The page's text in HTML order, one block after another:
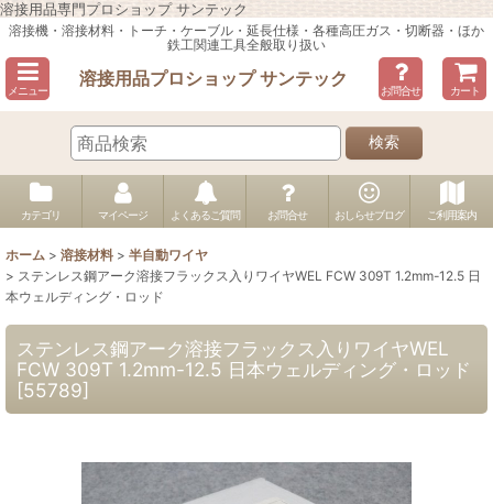
溶接用品専門プロショップ サンテック
溶接機・溶接材料・トーチ・ケーブル・延長仕様・各種高圧ガス・切断器・ほか
鉄工関連工具全般取り扱い
メニュー
溶接用品プロショップ サンテック
お問合せ カート
検索
カテゴリ マイページ よくあるご質問 お問合せ おしらせブログ ご利用案内
ホーム > 溶接材料 > 半自動ワイヤ
> ステンレス鋼アーク溶接フラックス入りワイヤWEL FCW 309T 1.2mm-12.5 日
本ウェルディング・ロッド
ステンレス鋼アーク溶接フラックス入りワイヤWEL
FCW 309T 1.2mm-12.5 日本ウェルディング・ロッド
[55789]